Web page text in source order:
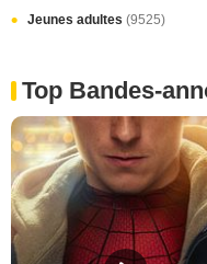
Jeunes adultes (9525)
Top Bandes-